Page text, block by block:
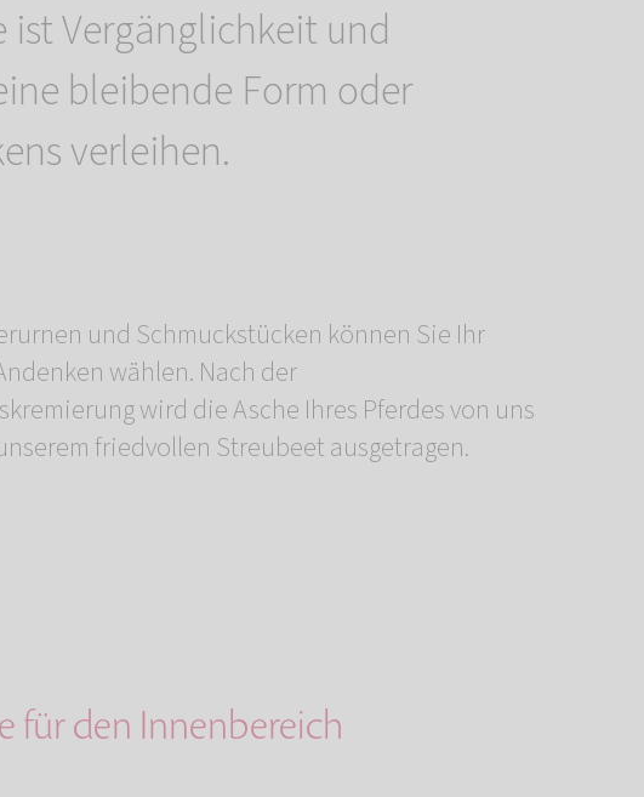
ist Vergänglichkeit und
bleibende Form oder
verleihen.
friedvollen Streubeet ausgetragen.
für den Innenbereich